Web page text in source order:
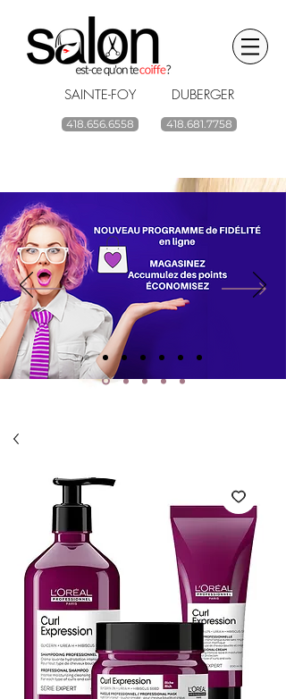
SAINTE-FOY DUBERGER
418.656.6558 418.681.7758
BOUTIQUE EN LIGNE
renouvelez vos
produits capillaires
ACHETEZ